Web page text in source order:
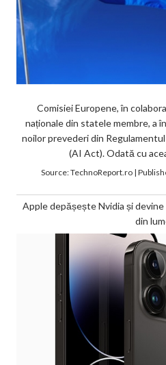
Comisiei Europene, în
naționale din statele membre, a
noilor prevederi din
(AI Act). Odată cu
Source:TechnoReport.ro|
Apple depășește Nvidia și devine
din